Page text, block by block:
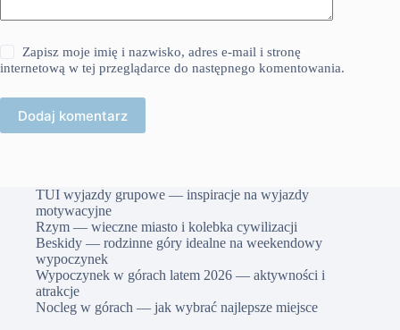
Zapisz moje imię i nazwisko, adres e-mail i stronę
internetową w tej przeglądarce do następnego komentowania.
Dodaj komentarz
TUI wyjazdy grupowe — inspiracje na wyjazdy
motywacyjne
Rzym — wieczne miasto i kolebka cywilizacji
Beskidy — rodzinne góry idealne na weekendowy
wypoczynek
Wypoczynek w górach latem 2026 — aktywności i
atrakcje
Nocleg w górach — jak wybrać najlepsze miejsce